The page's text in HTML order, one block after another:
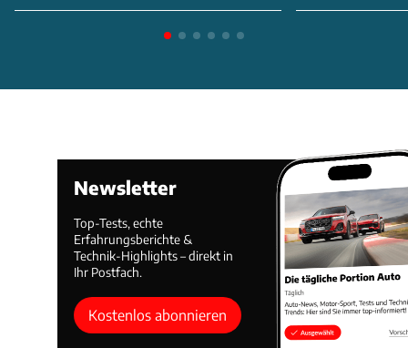
Newsletter
Top-Tests, echte
Erfahrungsberichte &
Technik-Highlights – direkt in
Ihr Postfach.
Kostenlos abonnieren